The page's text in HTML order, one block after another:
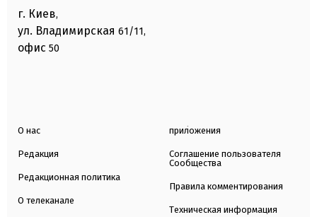
г. Киев,
ул. Владимирская 61/11,
офис 50
О нас
Редакция
Редакционная политика
О телеканале
приложения
Соглашение пользователя
Сообщества
Правила комментирования
Техническая информация